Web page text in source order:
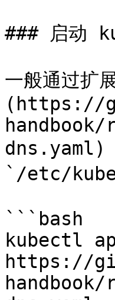
### 启动
一般通过扩
(https://
dns.yaml)
`/etc/
```bash
kubectl
https://